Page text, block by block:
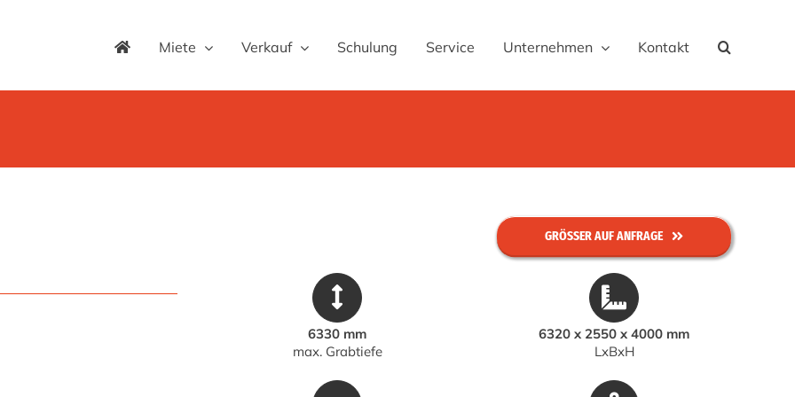
Miete Verkauf Schulung Service Unternehmen Kontakt
GRÖSSER AUF ANFRAGE
6330 mm
max. Grabtiefe
6320 x 2550 x 4000 mm
LxBxH